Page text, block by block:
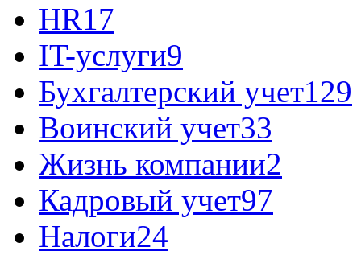
HR17
IT-услуги9
Бухгалтерский учет129
Воинский учет33
Жизнь компании2
Кадровый учет97
Налоги24